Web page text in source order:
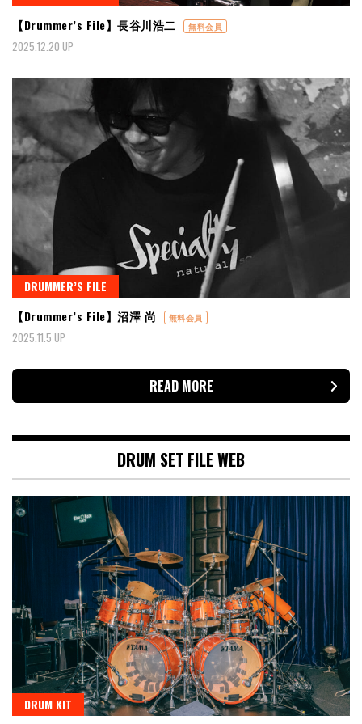
【Drummer’s File】長谷川浩二
無料会員
2025.12.20 UP
DRUMMER’S FILE
【Drummer’s File】沼澤 尚
無料会員
2025.11.5 UP
READ MORE
DRUM SET FILE WEB
DRUM KIT